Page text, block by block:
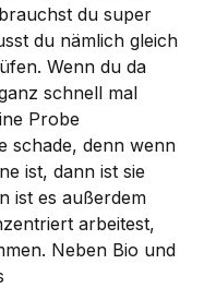
du super
du nämlich gleich
Wenn du da
schnell mal
Probe
schade, denn wenn
ist, dann ist sie
ist es außerdem
arbeitest,
Neben Bio und